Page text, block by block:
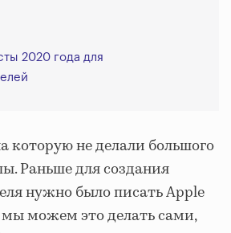
2020 года для
которую не делали большого
Раньше для создания
нужно было писать Apple
мы можем это делать сами,